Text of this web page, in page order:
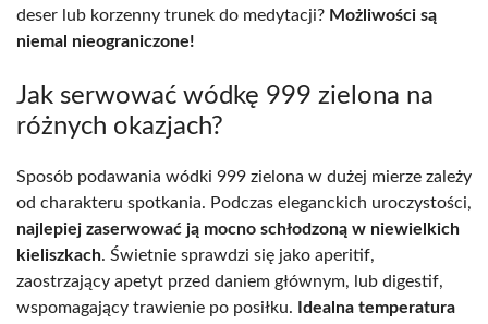
deser lub korzenny trunek do medytacji? Możliwości są
niemal nieograniczone!
Jak serwować wódkę 999 zielona na
różnych okazjach?
Sposób podawania wódki 999 zielona w dużej mierze zależy
od charakteru spotkania. Podczas eleganckich uroczystości,
najlepiej zaserwować ją mocno schłodzoną w niewielkich
kieliszkach. Świetnie sprawdzi się jako aperitif,
zaostrzający apetyt przed daniem głównym, lub digestif,
wspomagający trawienie po posiłku.
Idealna temperatura